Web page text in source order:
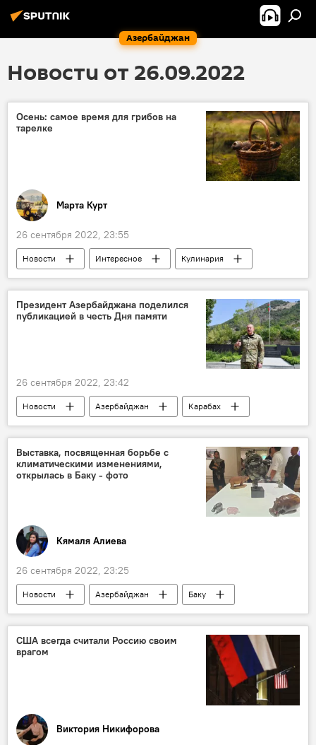
Азербайджан
Новости от 26.09.2022
Осень: самое время для грибов на
тарелке
Марта Курт
26 сентября 2022, 23:55
Новости Интересное
Кулинария
гриб
Президент Азербайджана поделился
публикацией в честь Дня памяти
26 сентября 2022, 23:42
Новости Азербайджан
Карабах
День памяти в Азербайджане
Ильхам Алиев
Выставка, посвященная борьбе с
климатическими изменениями,
открылась в Баку - фото
Кямаля Алиева
26 сентября 2022, 23:25
Новости Азербайджан
Баку
ЮНИСЕФ
Изменения климата
ООН
Выставка
США всегда считали Россию своим
врагом
Виктория Никифорова